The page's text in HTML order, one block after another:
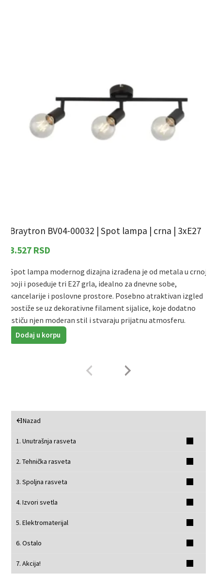
Braytron BV04-00032 | Spot lampa | crna | 3xE27
3.527 RSD
Spot lampa modernog dizajna izrađena je od metala u crnoj
boji i poseduje tri E27 grla, idealno za dnevne sobe,
kancelarije i poslovne prostore. Posebno atraktivan izgled
postiže se uz dekorativne filament sijalice, koje dodatno
ističu njen moderan stil i stvaraju prijatnu atmosferu.
Dodaj u korpu
Nazad
1. Unutrašnja rasveta
2. Tehnička rasveta
3. Spoljna rasveta
4. Izvori svetla
5. Elektromaterijal
6. Ostalo
7. Akcija!